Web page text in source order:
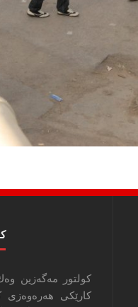
كارێكی هه‌ره‌وه‌زی